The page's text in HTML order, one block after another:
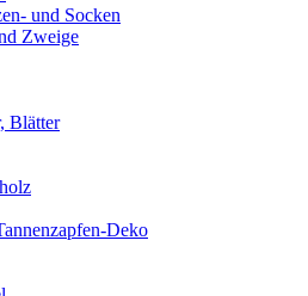
und Socken
Zweige
Blätter
Deko